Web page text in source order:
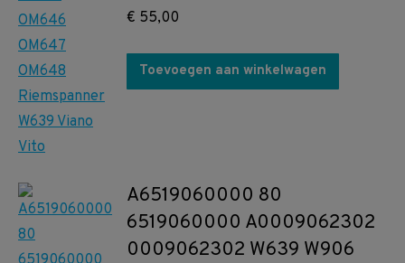
€ 55,00
Toevoegen aan winkelwagen
A6519060000 80
6519060000 A0009062302
0009062302 W639 W906